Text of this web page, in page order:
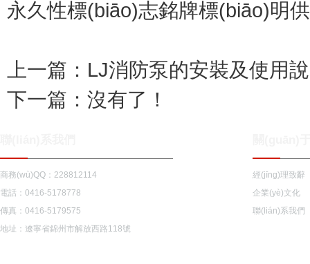
永久性標(biāo)志銘牌標(biāo)明
上一篇： LJ消防泵的安裝及使用
下一篇： 沒有了！
商務(wù)QQ：228812114
電話：0416-5178778
傳真：0416-5179575
地址：遼寧省錦州市解放西路118號
經(jīng)理致辭
企業(yè)文化
聯(lián)系我們